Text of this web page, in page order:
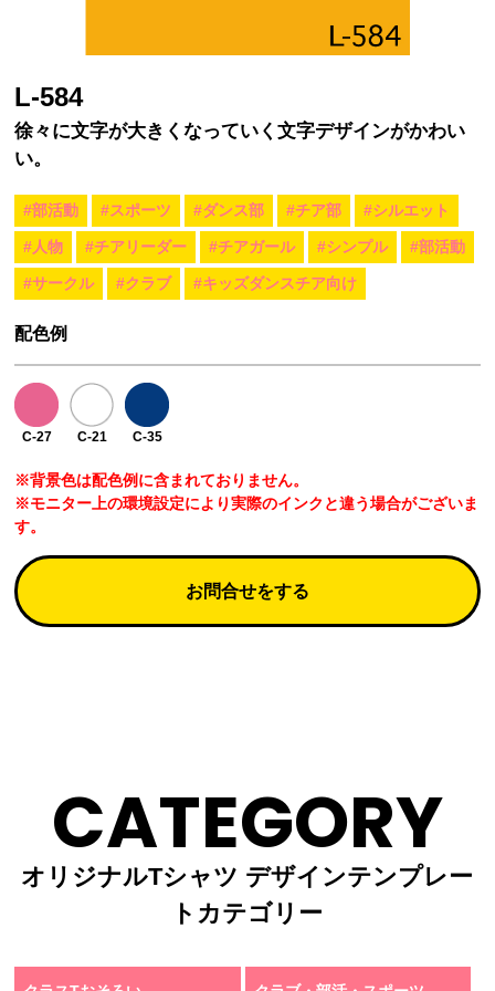
L-584
徐々に文字が大きくなっていく文字デザインがかわい
い。
#部活動 #スポーツ #ダンス部 #チア部 #シルエット
#人物 #チアリーダー #チアガール #シンプル #部活動
#サークル #クラブ #キッズダンスチア向け
配色例
C-27 C-21 C-35
※背景色は配色例に含まれておりません。
※モニター上の環境設定により実際のインクと違う場合がございま
す。
お問合せをする
CATEGORY
オリジナルTシャツ デザインテンプレー
トカテゴリー